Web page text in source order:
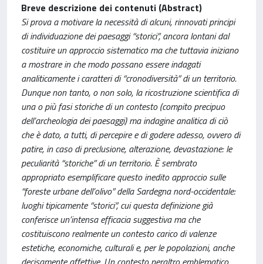
Breve descrizione dei contenuti (Abstract)
Si prova a motivare la necessità di alcuni, rinnovati principi
di individuazione dei paesaggi “storici”, ancora lontani dal
costituire un approccio sistematico ma che tuttavia iniziano
a mostrare in che modo possano essere indagati
analiticamente i caratteri di “cronodiversità” di un territorio.
Dunque non tanto, o non solo, la ricostruzione scientifica di
una o più fasi storiche di un contesto (compito precipuo
dell’archeologia dei paesaggi) ma indagine analitica di ciò
che è dato, a tutti, di percepire e di godere adesso, ovvero di
patire, in caso di preclusione, alterazione, devastazione: le
peculiarità “storiche” di un territorio. È sembrato
appropriato esemplificare questo inedito approccio sulle
“foreste urbane dell’olivo” della Sardegna nord-occidentale:
luoghi tipicamente “storici”, cui questa definizione già
conferisce un’intensa efficacia suggestiva ma che
costituiscono realmente un contesto carico di valenze
estetiche, economiche, culturali e, per le popolazioni, anche